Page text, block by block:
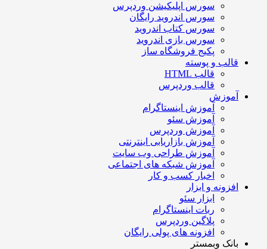
سورس اپلیکیشن وردپرس
سورس اندروید رایگان
سورس کتاب اندروید
سورس بازی اندروید
پکیج فروشگاه ساز
قالب و پوسته
قالب HTML
قالب وردپرس
آموزش
آموزش اینستاگرام
آموزش سئو
آموزش وردپرس
آموزش بازاریابی اینترنتی
آموزش طراحی وب سایت
آموزش شبکه های اجتماعی
اخبار کسب و کار
افزونه و ابزار
ابزار سئو
ربات اینستاگرام
پلاگین وردپرس
افزونه های پولی رایگان
بانک وبمستر